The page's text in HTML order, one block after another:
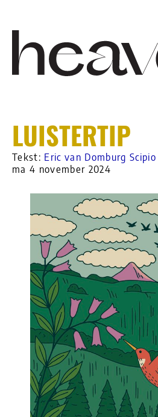
LUISTERTIP
Tekst: Eric van Domburg Scipio
ma 4 november 2024